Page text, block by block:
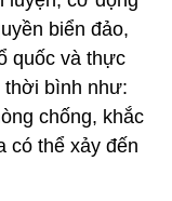
biển đảo,
quốc và thực
thời bình như:
chống, khắc
có thể xảy đến